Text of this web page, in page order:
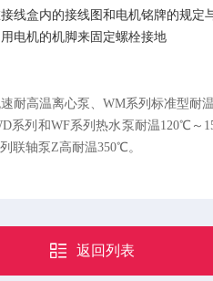
盒内的接线图和电机铭牌的规定
电机的机脚来固定螺栓接地
耐高温离心泵、WM系列标准型耐
系列和WF系列热水泵耐温120℃
联轴泵Z高耐温350℃。
返回列表